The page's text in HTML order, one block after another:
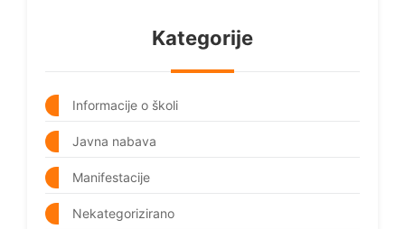
Kategorije
Informacije o školi
Javna nabava
Manifestacije
Nekategorizirano